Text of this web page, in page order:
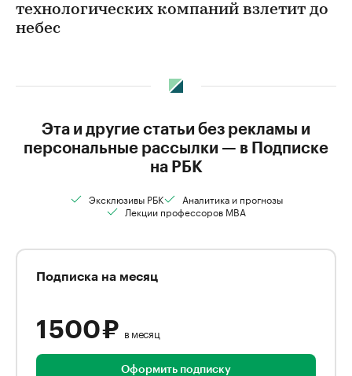
технологических компаний взлетит до
небес
Эта и другие статьи без рекламы и
персональные рассылки — в Подписке
на РБК
Эксклюзивы РБК
Аналитика и прогнозы
Лекции профессоров MBA
Подписка на месяц
1 500 ₽ в месяц
Оформить подписку